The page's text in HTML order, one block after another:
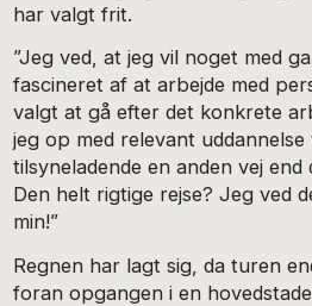
har valgt frit.
”Jeg ved, at jeg vil noget med
fascineret af at arbejde med
valgt at gå efter det konkrete
jeg op med relevant uddannelse
tilsyneladende en anden vej
Den helt rigtige rejse? Jeg ved
min!”
Regnen har lagt sig, da turen
foran opgangen i en